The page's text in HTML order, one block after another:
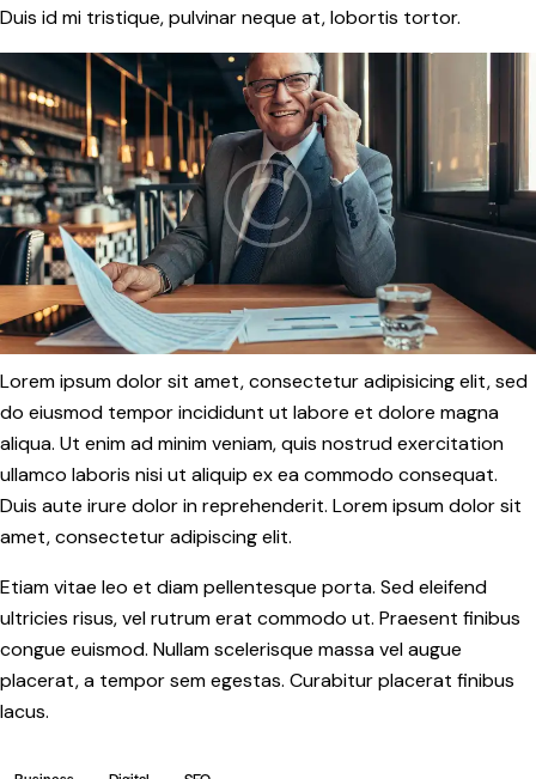
Duis id mi tristique, pulvinar neque at, lobortis tortor.
Lorem ipsum dolor sit amet, consectetur adipisicing elit, sed
do eiusmod tempor incididunt ut labore et dolore magna
aliqua. Ut enim ad minim veniam, quis nostrud exercitation
ullamco laboris nisi ut aliquip ex ea commodo consequat.
Duis aute irure dolor in reprehenderit. Lorem ipsum dolor sit
amet, consectetur adipiscing elit.
Etiam vitae leo et diam pellentesque porta. Sed eleifend
ultricies risus, vel rutrum erat commodo ut. Praesent finibus
congue euismod. Nullam scelerisque massa vel augue
placerat, a tempor sem egestas. Curabitur placerat finibus
lacus.